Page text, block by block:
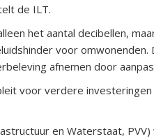
de ILT.
het aantal decibellen,
voor
afnemen door
voor verdere investeringen
en Waterstaat,